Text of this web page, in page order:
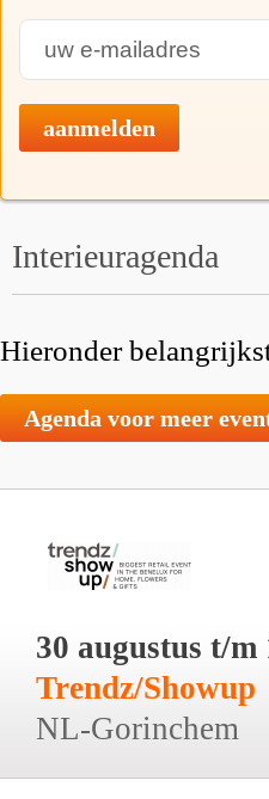
aanmelden
Interieuragenda
Hieronder
Agenda voor meer
30 augustus t/m
Trendz/Showup
NL-Gorinchem